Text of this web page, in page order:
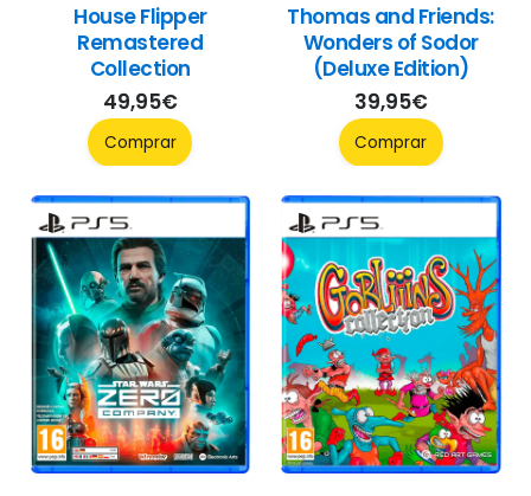
House Flipper
Remastered
Collection
49,95€
Comprar
Thomas and Friends:
Wonders of Sodor
(Deluxe Edition)
39,95€
Comprar